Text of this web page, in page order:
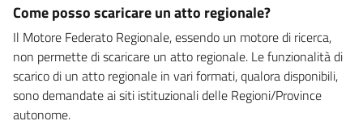
Come posso scaricare un atto regionale?
Il Motore Federato Regionale, essendo un motore di ricerca,
non permette di scaricare un atto regionale. Le funzionalità di
scarico di un atto regionale in vari formati, qualora disponibili,
sono demandate ai siti istituzionali delle Regioni/Province
autonome.